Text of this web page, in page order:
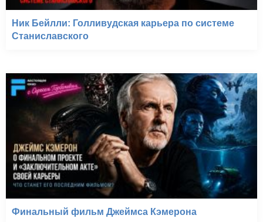
Ник Бейлли: Голливудская карьера по системе
Станиславского
Финальный фильм Джеймса Кэмерона